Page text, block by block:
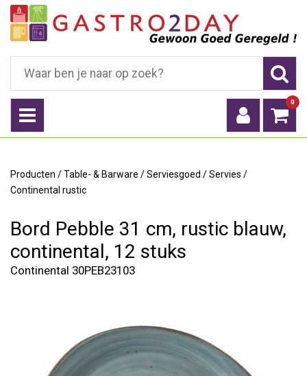
0
Producten /Table- & Barware /Serviesgoed /Servies /
Continental rustic
Bord Pebble 31 cm, rustic blauw,
continental, 12 stuks
Continental 30PEB23103